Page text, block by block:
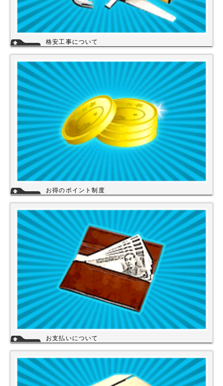
格安工事について
当店の工事スタッフは、社員スタッフの他、当店の企業理念に賛同して頂
もと同一のサービスを提供していますので安心して交換工事もご依頼下さ
い。
お得のポイント制度
は、次回のお買い物にご利用いただくことができます。会員登録されても
ご案内メールは当店を思い出してほしいと思う程度にさせて頂いてます。
お支払いについて
・代金引換（商品と引き換え）
※振込手数料および代金引換手数料はお客様負担となっております。【注
意】商品を1円でもお安く提供させて頂く為、カード決済は現在ご利用出
来ません。